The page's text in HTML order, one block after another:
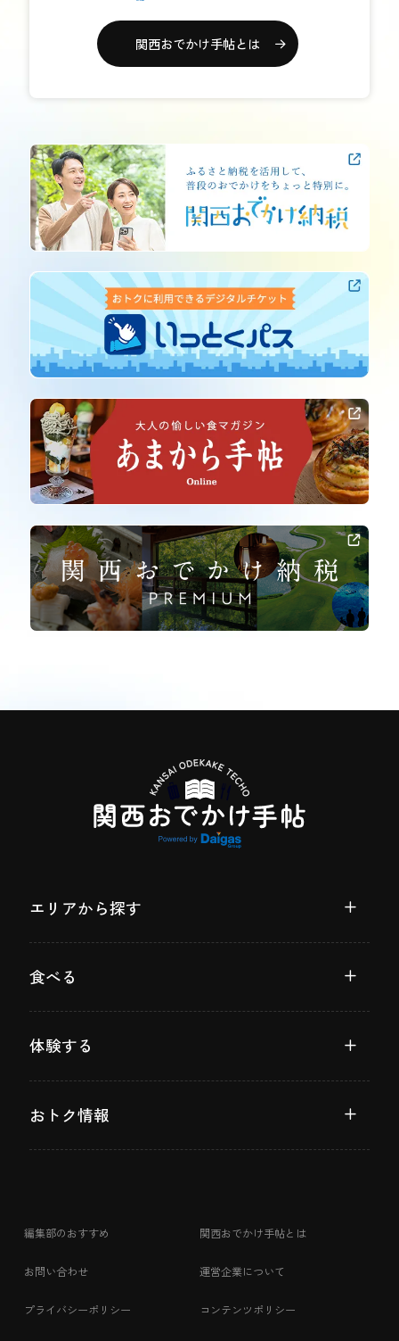
関西おでかけ手帖とは
エリアから探す
食べる
体験する
おトク情報
編集部のおすすめ 関西おでかけ手帖とは
お問い合わせ 運営企業について
プライバシーポリシー コンテンツポリシー